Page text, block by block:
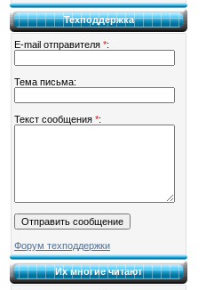
Техподдержка
E-mail отправителя *:
Тема письма:
Текст сообщения *:
Форум техподдержки
Их многие читают